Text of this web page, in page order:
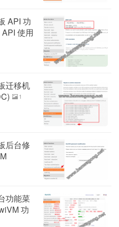
API 功
使用
迁移机
1
后台修
功能菜
功